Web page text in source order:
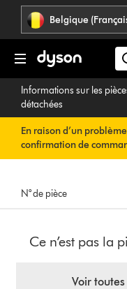
Sauter
pages
Belgique
Informations sur les
détachées
En raison d’un
confirmation de
retardé. Nous
commande vous sera
plus brefs délais.
N° de pièce
Ce n’est pas la
Voir